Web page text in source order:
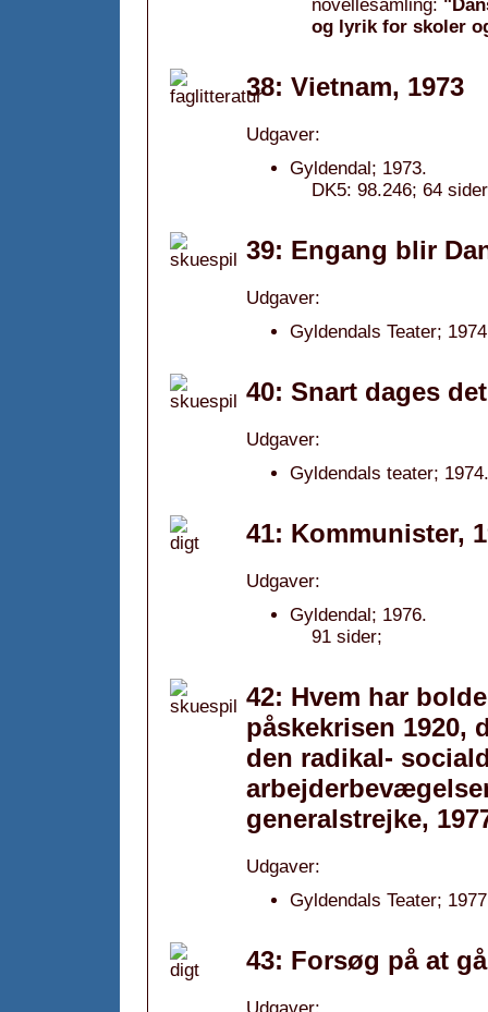
novellesamling:
og lyrik for skoler
38: Vietnam, 1973
Udgaver:
Gyldendal; 1973.
DK5: 98.246; 64
39: Engang blir
Udgaver:
Gyldendals Teater;
40: Snart dages
Udgaver:
Gyldendals teater; 1974.
41: Kommunister,
Udgaver:
Gyldendal; 1976.
91 sider;
42: Hvem har
påskekrisen 1920,
den radikal-
generalstrejke,
Udgaver:
Gyldendals Teater;
43: Forsøg på at